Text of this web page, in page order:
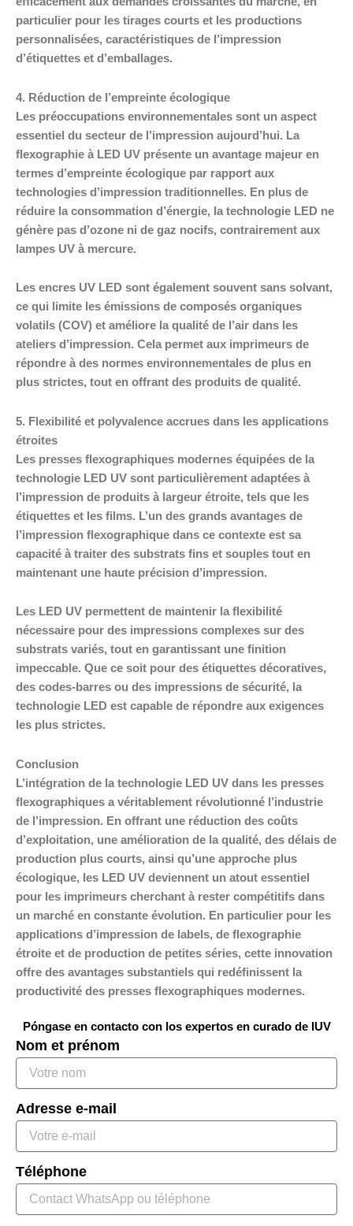
particulier pour les tirages courts et les productions
personnalisées, caractéristiques de l’impression
d’étiquettes et d’emballages.
4. Réduction de l’empreinte écologique
Les préoccupations environnementales sont un aspect
essentiel du secteur de l’impression aujourd’hui. La
flexographie à LED UV présente un avantage majeur en
termes d’empreinte écologique par rapport aux
technologies d’impression traditionnelles. En plus de
réduire la consommation d’énergie, la technologie LED ne
génère pas d’ozone ni de gaz nocifs, contrairement aux
lampes UV à mercure.
Les encres UV LED sont également souvent sans solvant,
ce qui limite les émissions de composés organiques
volatils (COV) et améliore la qualité de l’air dans les
ateliers d’impression. Cela permet aux imprimeurs de
répondre à des normes environnementales de plus en
plus strictes, tout en offrant des produits de qualité.
5. Flexibilité et polyvalence accrues dans les applications
étroites
Les presses flexographiques modernes équipées de la
technologie LED UV sont particulièrement adaptées à
l’impression de produits à largeur étroite, tels que les
étiquettes et les films. L’un des grands avantages de
l’impression flexographique dans ce contexte est sa
capacité à traiter des substrats fins et souples tout en
maintenant une haute précision d’impression.
Les LED UV permettent de maintenir la flexibilité
nécessaire pour des impressions complexes sur des
substrats variés, tout en garantissant une finition
impeccable. Que ce soit pour des étiquettes décoratives,
des codes-barres ou des impressions de sécurité, la
technologie LED est capable de répondre aux exigences
les plus strictes.
Conclusion
L’intégration de la technologie LED UV dans les presses
flexographiques a véritablement révolutionné l’industrie
de l’impression. En offrant une réduction des coûts
d’exploitation, une amélioration de la qualité, des délais de
production plus courts, ainsi qu’une approche plus
écologique, les LED UV deviennent un atout essentiel
pour les imprimeurs cherchant à rester compétitifs dans
un marché en constante évolution. En particulier pour les
applications d’impression de labels, de flexographie
étroite et de production de petites séries, cette innovation
offre des avantages substantiels qui redéfinissent la
productivité des presses flexographiques modernes.
Póngase en contacto con los expertos en curado de IUV
Nom et prénom
Adresse e-mail
Téléphone